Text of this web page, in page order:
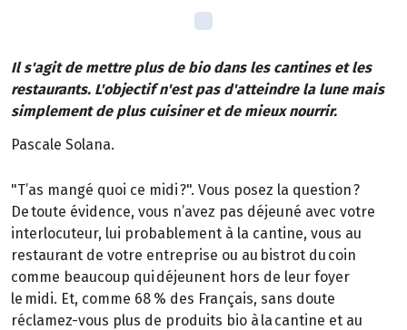
Il s'agit de mettre plus de bio dans les cantines et les
restaurants. L'objectif n'est pas d'atteindre la lune mais
simplement de plus cuisiner et de mieux nourrir.
Pascale Solana.
"T’as mangé quoi ce midi ?". Vous posez la question ?
De toute évidence, vous n’avez pas déjeuné avec votre
interlocuteur, lui probablement à la cantine, vous au
restaurant de votre entreprise ou au bistrot du coin
comme beaucoup qui déjeunent hors de leur foyer
le midi. Et, comme 68 % des Français, sans doute
réclamez-vous plus de produits bio à la cantine et au